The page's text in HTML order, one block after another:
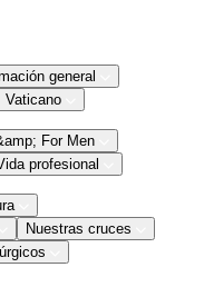
general
Vaticano
For Men
profesional
Nuestras cruces